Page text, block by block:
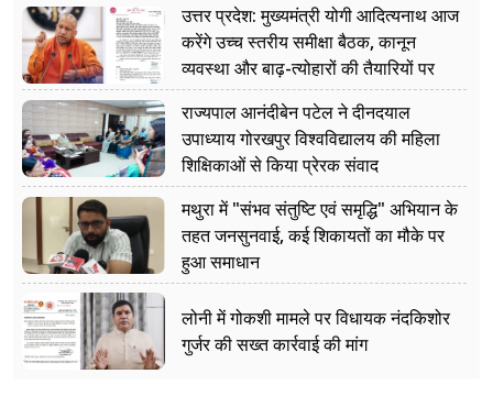
उत्तर प्रदेश: मुख्यमंत्री योगी आदित्यनाथ आज
करेंगे उच्च स्तरीय समीक्षा बैठक, कानून
व्यवस्था और बाढ़-त्योहारों की तैयारियों पर
नजर
राज्यपाल आनंदीबेन पटेल ने दीनदयाल
उपाध्याय गोरखपुर विश्वविद्यालय की महिला
शिक्षिकाओं से किया प्रेरक संवाद
मथुरा में "संभव संतुष्टि एवं समृद्धि" अभियान के
तहत जनसुनवाई, कई शिकायतों का मौके पर
हुआ समाधान
लोनी में गोकशी मामले पर विधायक नंदकिशोर
गुर्जर की सख्त कार्रवाई की मांग